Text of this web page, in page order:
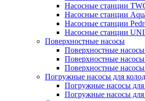
Насосные станции
Насосные станции
Насосные станции
Насосные станции
Поверхностные насосы
Поверхностные
Поверхностные
Поверхностные
Погружные насосы для
Погружные насосы
Погружные насосы